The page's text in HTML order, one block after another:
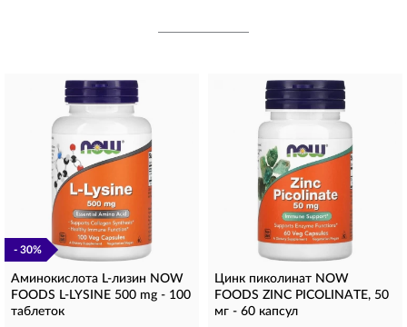
- 30%
Аминокислота L-лизин NOW
FOODS L-LYSINE 500 mg - 100
таблеток
Цинк пиколинат NOW
FOODS ZINC PICOLINATE, 50
мг - 60 капсул